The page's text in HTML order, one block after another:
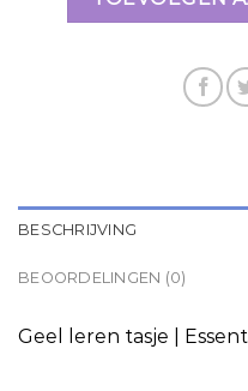
BESCHRIJVING
BEOORDELINGEN (0)
Geel leren tasje |